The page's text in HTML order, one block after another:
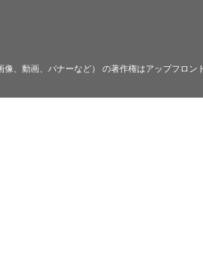
、動画、バナーなど） の著作権はアップフロン